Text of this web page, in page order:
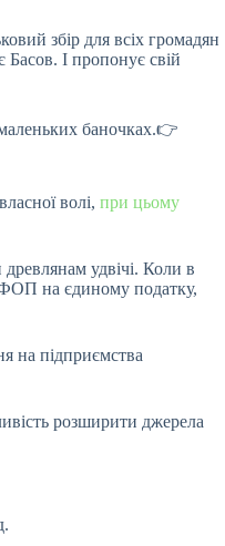
збір для всіх громадян
Басов. І пропонує свій
баночках.👉
волі, при цьому
удвічі. Коли в
ФОП на єдиному податку,
на підприємства
розширити джерела